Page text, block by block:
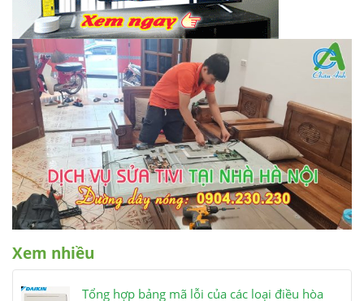
Xem nhiều
Tổng hợp bảng mã lỗi của các loại điều hòa